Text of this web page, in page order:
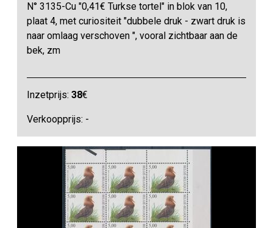
N° 3135-Cu "0,41€ Turkse tortel" in blok van 10,
plaat 4, met curiositeit "dubbele druk - zwart druk is
naar omlaag verschoven ", vooral zichtbaar aan de
bek, zm
Inzetprijs:38€
Verkoopprijs: -